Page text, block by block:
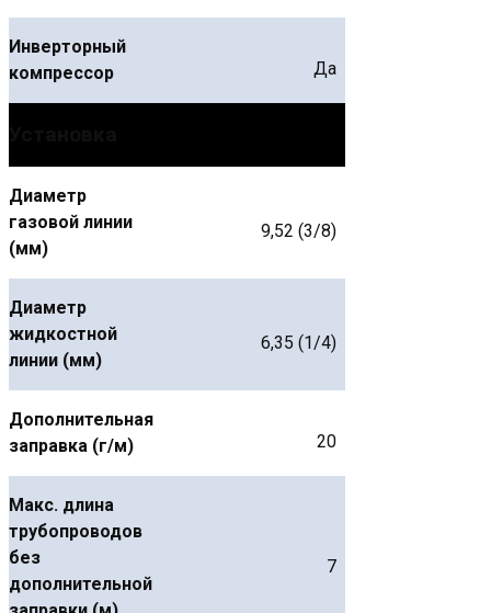
Инверторный
компрессор
Да
Диаметр
газовой линии
(мм)
9,52 (3/8)
Диаметр
жидкостной
линии (мм)
6,35 (1/4)
Дополнительная
заправка (г/м)
20
Макс. длина
трубопроводов
без
дополнительной
7